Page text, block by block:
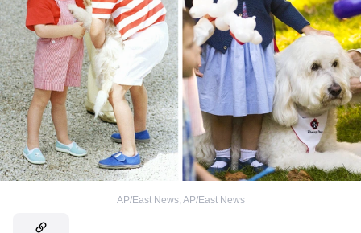
AP/East News, AP/East News